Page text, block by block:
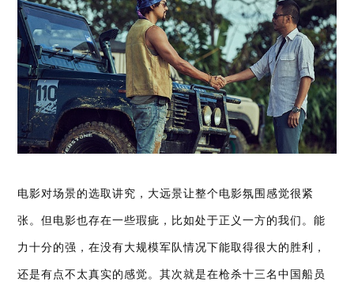
电影对场景的选取讲究，大远景让整个电影氛围感觉很紧
张。但电影也存在一些瑕疵，比如处于正义一方的我们。能
力十分的强，在没有大规模军队情况下能取得很大的胜利，
还是有点不太真实的感觉。其次就是在枪杀十三名中国船员